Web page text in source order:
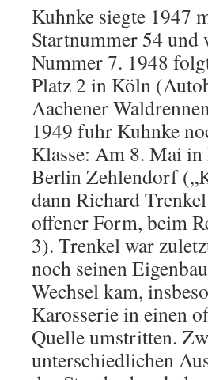
Kuhnke siegte 1947
Startnummer 54
Nummer 7. 1948
Platz 2 in Köln
Aachener
1949 fuhr Kuhnke
Klasse: Am 8. Mai
Berlin Zehlendorf
dann Richard
offener Form, beim
3). Trenkel war
noch seinen
Wechsel kam,
Karosserie in einen
Quelle umstritten.
unterschiedlichen